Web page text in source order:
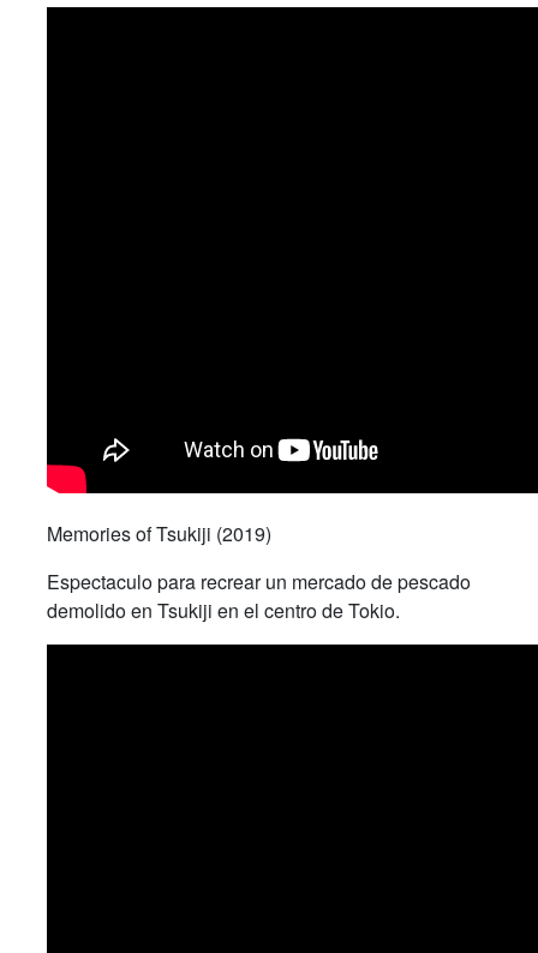
Memories of Tsukiji (2019)
Espectaculo para recrear un mercado de pescado
demolido en Tsukiji en el centro de Tokio.